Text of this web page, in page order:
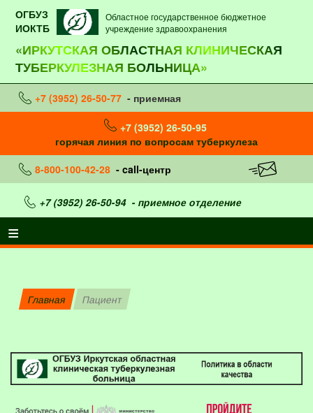
ОГБУЗ
ИОКТБ
Областное государственное бюджетное
учреждение здравоохранения
«ИРКУТСКАЯ ОБЛАСТНАЯ КЛИНИЧЕСКАЯ
ТУБЕРКУЛЕЗНАЯ БОЛЬНИЦА»
+7 (3952) 26-50-77 - приемная
+7 (3952) 26-50-95
горячая линия по вопросам туберкулеза
8-800-100-42-28 - call-центр
+7 (3952) 26-50-94- приемное отделение
Главная Пациент